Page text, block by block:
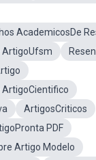
AcademicosDe
ArtigoUfsm
ArtigoCientifico
ArtigosCriticos
PDF
Artigo Modelo